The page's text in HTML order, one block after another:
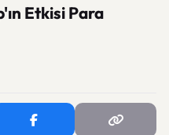
Etkisi Para